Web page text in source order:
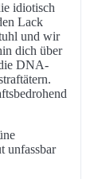
idiotisch
Lack
und wir
dich über
DNA-
unfassbar